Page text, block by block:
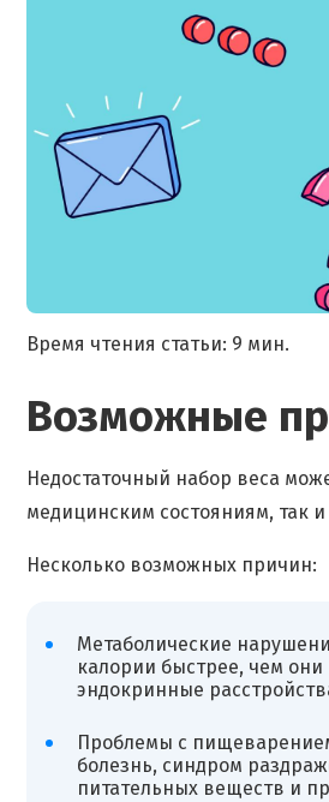
Время чтения статьи: 9 мин.
Возможные
Недостаточный набор веса
медицинским состояниям, так
Несколько возможных причин:
Метаболические
калории быстрее, чем
эндокринные
Проблемы с
болезнь, синдром
питательных веществ и